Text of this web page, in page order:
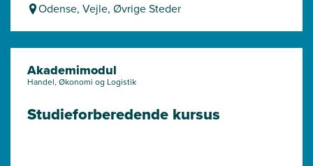
Odense, Vejle, Øvrige Steder
Akademimodul
Handel, Økonomi og Logistik
Studieforberedende kursus